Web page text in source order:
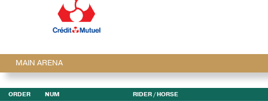
MAIN ARENA
ORDER NUM RIDER/ HORSE